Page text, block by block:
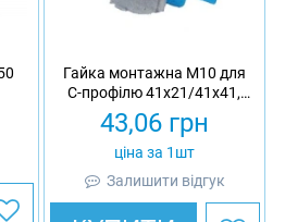
Гайка монтажна M10 для
C-профілю 41х21/41х41,
Ardic
43,06 грн
ціна за 1шт
Залишити відгук